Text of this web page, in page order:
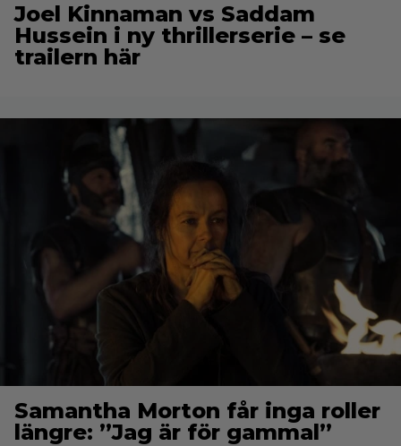
Joel Kinnaman vs Saddam
Hussein i ny thrillerserie – se
trailern här
Samantha Morton får inga roller
längre: ”Jag är för gammal”